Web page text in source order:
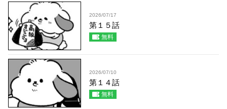
2026/07/17
第１５話
無料
2026/07/10
第１４話
無料